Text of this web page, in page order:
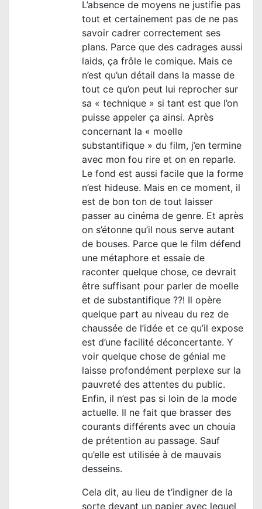
L’absence de moyens ne justifie pas
tout et certainement pas de ne pas
savoir cadrer correctement ses
plans. Parce que des cadrages aussi
laids, ça frôle le comique. Mais ce
n’est qu’un détail dans la masse de
tout ce qu’on peut lui reprocher sur
sa « technique » si tant est que l’on
puisse appeler ça ainsi. Après
concernant la « moelle
substantifique » du film, j’en termine
avec mon fou rire et on en reparle.
Le fond est aussi facile que la forme
n’est hideuse. Mais en ce moment, il
est de bon ton de tout laisser
passer au cinéma de genre. Et après
on s’étonne qu’il nous serve autant
de bouses. Parce que le film défend
une métaphore et essaie de
raconter quelque chose, ce devrait
être suffisant pour parler de moelle
et de substantifique ??! Il opère
quelque part au niveau du rez de
chaussée de l’idée et ce qu’il expose
est d’une facilité déconcertante. Y
voir quelque chose de génial me
laisse profondément perplexe sur la
pauvreté des attentes du public.
Enfin, il n’est pas si loin de la mode
actuelle. Il ne fait que brasser des
courants différents avec un chouia
de prétention au passage. Sauf
qu’elle est utilisée à de mauvais
desseins.
Cela dit, au lieu de t’indigner de la
sorte devant un papier avec lequel